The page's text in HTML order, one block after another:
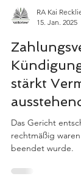
RA Kai Recklies
15. Jan. 2025
stärkt
Das Gericht